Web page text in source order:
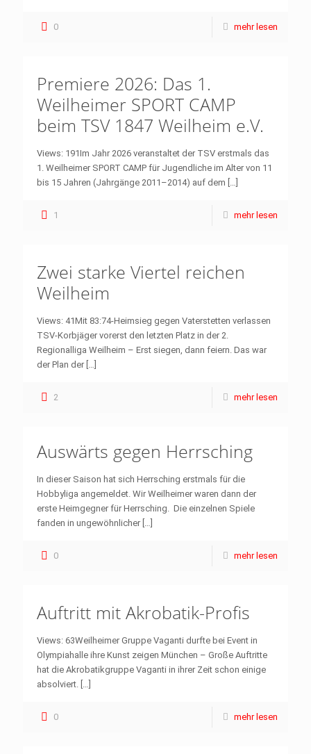
0 mehr lesen
Premiere 2026: Das 1.
Weilheimer SPORT CAMP
beim TSV 1847 Weilheim e.V.
Views: 191Im Jahr 2026 veranstaltet der TSV erstmals das
1. Weilheimer SPORT CAMP für Jugendliche im Alter von 11
bis 15 Jahren (Jahrgänge 2011–2014) auf dem […]
1 mehr lesen
Zwei starke Viertel reichen
Weilheim
Views: 41Mit 83:74-Heimsieg gegen Vaterstetten verlassen
TSV-Korbjäger vorerst den letzten Platz in der 2.
Regionalliga Weilheim – Erst siegen, dann feiern. Das war
der Plan der […]
2 mehr lesen
Auswärts gegen Herrsching
In dieser Saison hat sich Herrsching erstmals für die
Hobbyliga angemeldet. Wir Weilheimer waren dann der
erste Heimgegner für Herrsching. Die einzelnen Spiele
fanden in ungewöhnlicher […]
0 mehr lesen
Auftritt mit Akrobatik-Profis
Views: 63Weilheimer Gruppe Vaganti durfte bei Event in
Olympiahalle ihre Kunst zeigen München – Große Auftritte
hat die Akrobatikgruppe Vaganti in ihrer Zeit schon einige
absolviert. […]
0 mehr lesen